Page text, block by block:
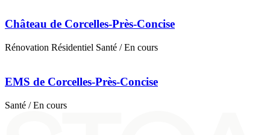
Château de Corcelles-Près-Concise
Rénovation Résidentiel Santé / En cours
EMS de Corcelles-Près-Concise
Santé / En cours